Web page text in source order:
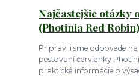
Najčastejšie otázky
(Photinia Red Robin)
Pripravili sme odpovede
pestovaní červienky
praktické informácie o